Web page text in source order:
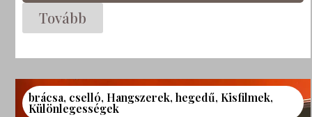
Tovább
brácsa, cselló, Hangszerek,hegedű, Kisfilmek,
Különlegességek